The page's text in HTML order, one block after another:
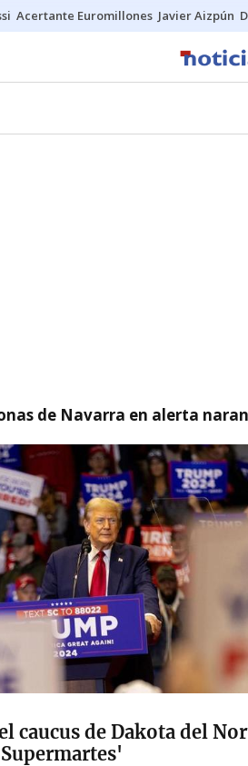
Acertante Euromillones Javier Aizpún
de Navarra en alerta
caucus de Dakota del